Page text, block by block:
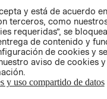
y está de acuerdo
terceros, como
requeridas”, se
de contenido y
de cookies y
aviso de cookies
y uso compartido de datos